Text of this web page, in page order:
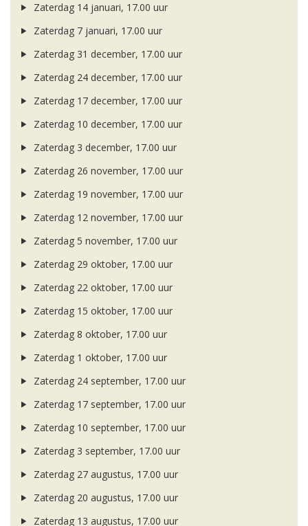
Zaterdag 14 januari, 17.00 uur
Zaterdag 7 januari, 17.00 uur
Zaterdag 31 december, 17.00 uur
Zaterdag 24 december, 17.00 uur
Zaterdag 17 december, 17.00 uur
Zaterdag 10 december, 17.00 uur
Zaterdag 3 december, 17.00 uur
Zaterdag 26 november, 17.00 uur
Zaterdag 19 november, 17.00 uur
Zaterdag 12 november, 17.00 uur
Zaterdag 5 november, 17.00 uur
Zaterdag 29 oktober, 17.00 uur
Zaterdag 22 oktober, 17.00 uur
Zaterdag 15 oktober, 17.00 uur
Zaterdag 8 oktober, 17.00 uur
Zaterdag 1 oktober, 17.00 uur
Zaterdag 24 september, 17.00 uur
Zaterdag 17 september, 17.00 uur
Zaterdag 10 september, 17.00 uur
Zaterdag 3 september, 17.00 uur
Zaterdag 27 augustus, 17.00 uur
Zaterdag 20 augustus, 17.00 uur
Zaterdag 13 augustus, 17.00 uur